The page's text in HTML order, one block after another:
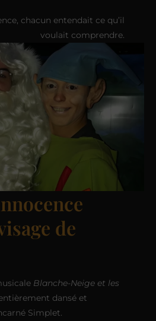
chacun entendait ce qu’il
voulait comprendre.
de
Blanche-Neige et les
dansé et
Simplet.